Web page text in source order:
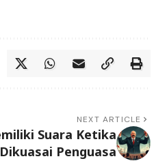
NEXT ARTICLE
Suara Ketika
Penguasa